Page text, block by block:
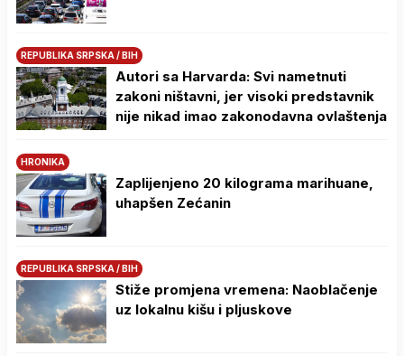
REPUBLIKA SRPSKA / BIH
Autori sa Harvarda: Svi nametnuti
zakoni ništavni, jer visoki predstavnik
nije nikad imao zakonodavna ovlaštenja
HRONIKA
Zaplijenjeno 20 kilograma marihuane,
uhapšen Zećanin
REPUBLIKA SRPSKA / BIH
Stiže promjena vremena: Naoblačenje
uz lokalnu kišu i pljuskove